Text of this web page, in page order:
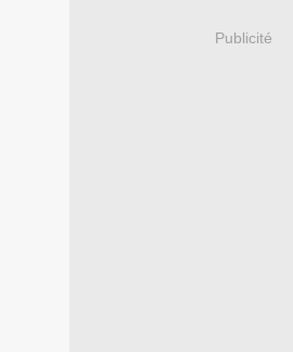
Publicité